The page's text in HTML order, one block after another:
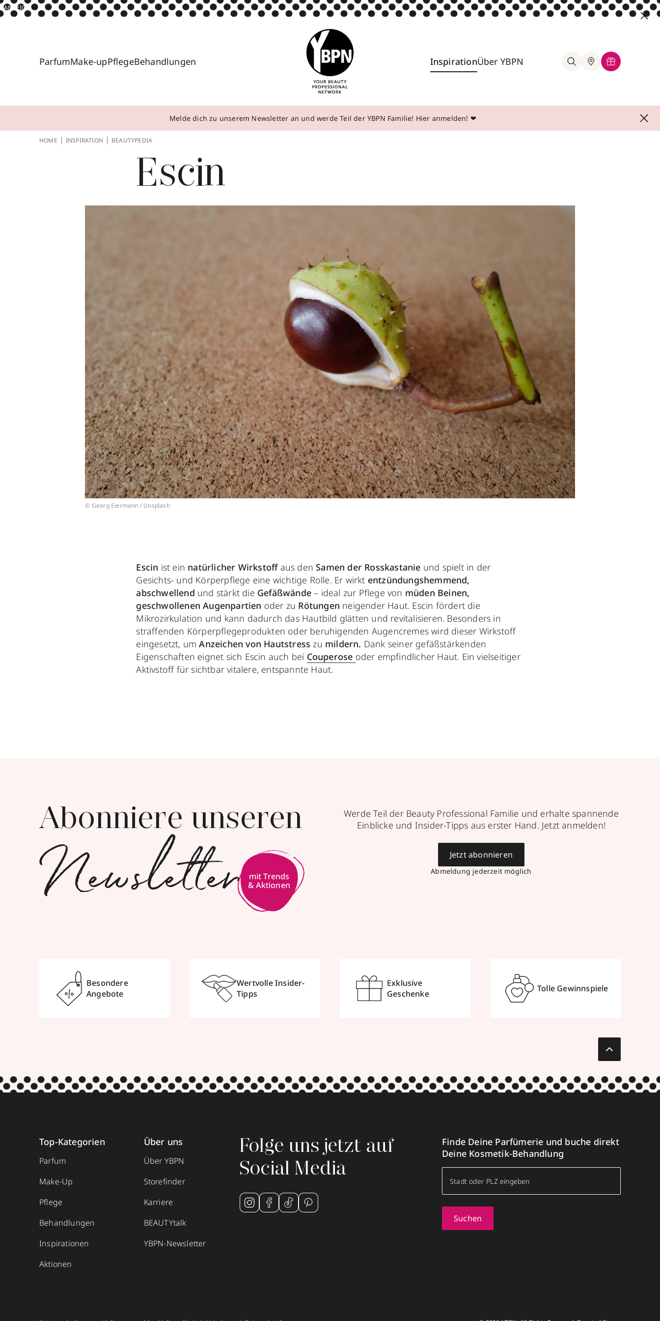
ANZEIGE
ParfumMake-upPflegeBehandlungen InspirationÜber YBPN
Melde dich zu unserem Newsletter an und werde Teil der YBPN Familie! Hier anmelden! ❤
HOME INSPIRATION BEAUTYPEDIA
Escin
© Georg Eiermann / Unsplash
Escin ist ein natürlicher Wirkstoffaus den Samen der Rosskastanie und spielt in der
Gesichts- und Körperpflege eine wichtige Rolle. Er wirkt entzündungshemmend,
abschwellend und stärkt die Gefäßwände– ideal zur Pflege von müden Beinen,
geschwollenen Augenpartien oder zu Rötungen neigender Haut. Escin fördert die
Mikrozirkulation und kann dadurch das Hautbild glätten und revitalisieren. Besonders in
straffenden Körperpflegeprodukten oder beruhigenden Augencremes wird dieser Wirkstoff
eingesetzt, um Anzeichen von Hautstresszu mildern. Dank seiner gefäßstärkenden
Eigenschaften eignet sich Escin auch bei Couperose oder empfindlicher Haut. Ein vielseitiger
Aktivstoff für sichtbar vitalere, entspannte Haut.
Abonniere unseren
Newsletter
Werde Teil der Beauty Professional Familie und erhalte spannende
Einblicke und Insider-Tipps aus erster Hand. Jetzt anmelden!
Abmeldung jederzeit möglich
Jetzt abonnieren
Besondere
Angebote
Wertvolle Insider-
Tipps
Exklusive
Geschenke
Tolle Gewinnspiele
Top-Kategorien
Parfum
Make-Up
Pflege
Behandlungen
Inspirationen
Aktionen
Über uns
Über YBPN
Storefinder
Karriere
BEAUTYtalk
YBPN-Newsletter
Folge uns jetzt auf
Social Media
Finde Deine Parfümerie und buche direkt
Deine Kosmetik-Behandlung
Suchen